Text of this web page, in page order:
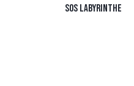
SOS LABYRINTHE